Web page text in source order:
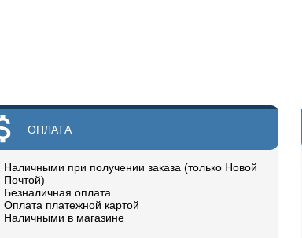
ОПЛАТА
Наличными при получении заказа (только Новой
Почтой)
Безналичная оплата
Оплата платежной картой
Наличными в магазине